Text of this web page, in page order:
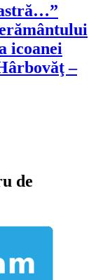
icoanei
–
de